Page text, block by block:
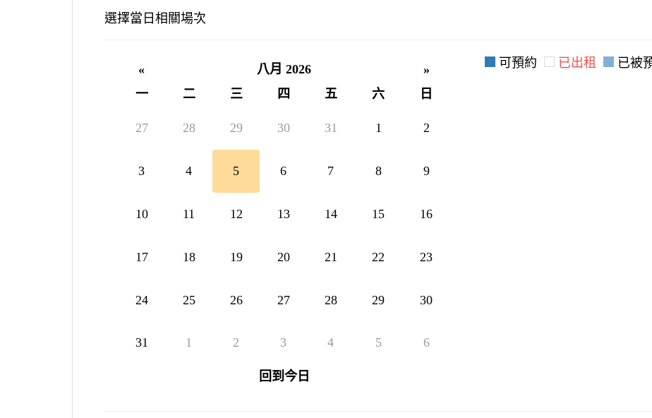
選擇當日相關場次
« 八月 2026
»
一
二 三 四 五 六 日
27 28 29 30 31 1 2
3 4 5 6 7 8 9
10 11 12 13 14 15 16
17 18 19 20 21 22 23
24 25 26 27 28 29 30
31 1 2 3 4 5 6
回到今日
可預約 已出租 已被